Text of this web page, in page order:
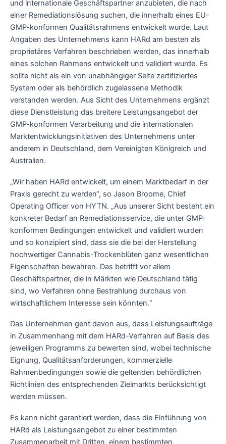
und internationale Geschäftspartner anzubieten, die nach
einer Remediationslösung suchen, die innerhalb eines EU-
GMP-konformen Qualitätsrahmens entwickelt wurde. Laut
Angaben des Unternehmens kann HARd am besten als
proprietäres Verfahren beschrieben werden, das innerhalb
eines solchen Rahmens entwickelt und validiert wurde. Es
sollte nicht als ein von unabhängiger Seite zertifiziertes
System oder als behördlich zugelassene Methodik
verstanden werden. Aus Sicht des Unternehmens ergänzt
diese Dienstleistung das breitere Leistungsangebot der
GMP-konformen Verarbeitung und die internationalen
Marktentwicklungsinitiativen des Unternehmens unter
anderem in Deutschland, dem Vereinigten Königreich und
Australien.
„Wir haben HARd entwickelt, um einem Marktbedarf in der
Praxis gerecht zu werden“, so Jason Broome, Chief
Operating Officer von HYTN. „Aus unserer Sicht besteht ein
konkreter Bedarf an Remediationsservice, die unter GMP-
konformen Bedingungen entwickelt und validiert wurden
und so konzipiert sind, dass sie die bei der Herstellung
hochwertiger Cannabis-Trockenblüten ganz wesentlichen
Eigenschaften bewahren. Das betrifft vor allem
Geschäftspartner, die in Märkten wie Deutschland tätig
sind, wo Verfahren ohne Bestrahlung durchaus von
wirtschaftlichem Interesse sein könnten.“
Das Unternehmen geht davon aus, dass Leistungsaufträge
in Zusammenhang mit dem HARd-Verfahren auf Basis des
jeweiligen Programms zu bewerten sind, wobei technische
Eignung, Qualitätsanforderungen, kommerzielle
Rahmenbedingungen sowie die geltenden behördlichen
Richtlinien des entsprechenden Zielmarkts berücksichtigt
werden müssen.
Es kann nicht garantiert werden, dass die Einführung von
HARd als Leistungsangebot zu einer bestimmten
Zusammenarbeit mit Dritten, einem bestimmten